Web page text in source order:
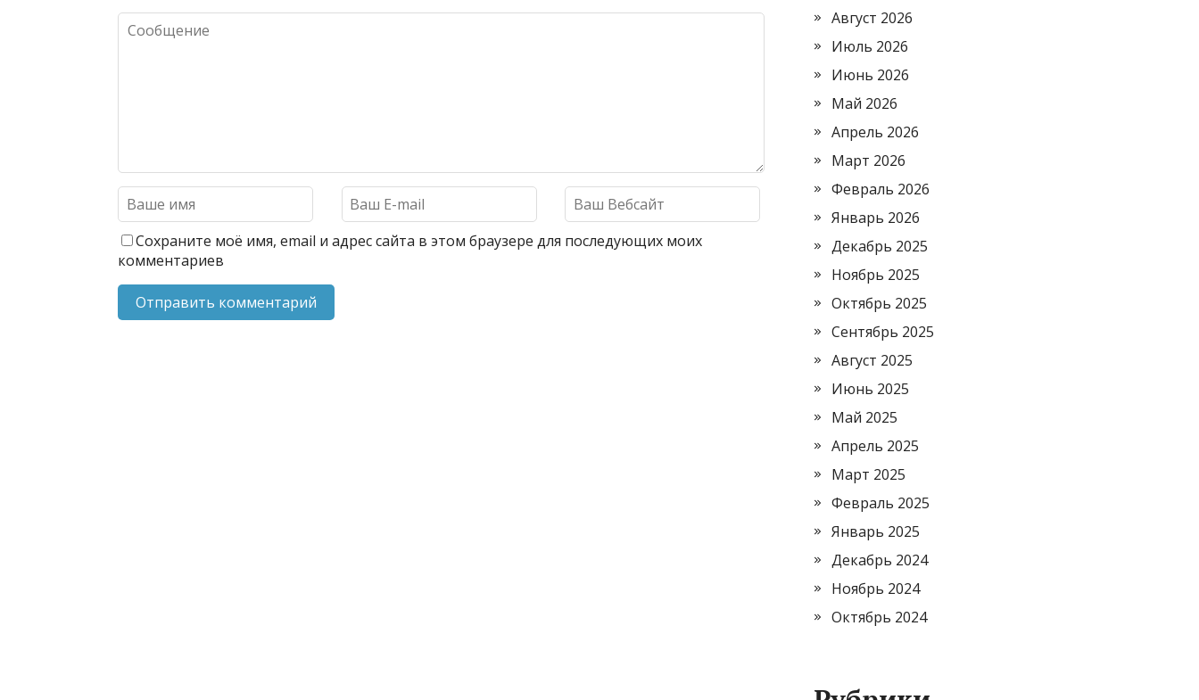
Сохраните моё имя, email и адрес сайта в этом браузере для последующих моих
комментариев
Август 2026
Июль 2026
Июнь 2026
Май 2026
Апрель 2026
Март 2026
Февраль 2026
Январь 2026
Декабрь 2025
Ноябрь 2025
Октябрь 2025
Сентябрь 2025
Август 2025
Июнь 2025
Май 2025
Апрель 2025
Март 2025
Февраль 2025
Январь 2025
Декабрь 2024
Ноябрь 2024
Октябрь 2024